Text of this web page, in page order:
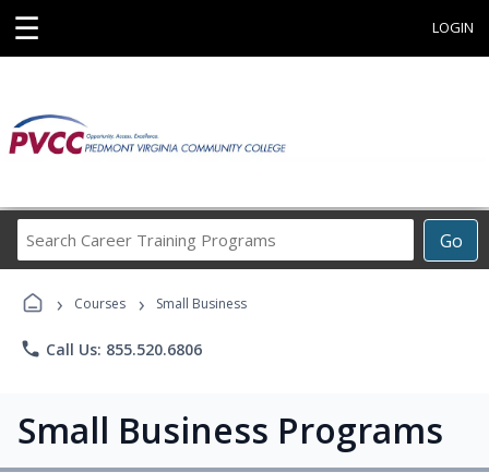
☰ LOGIN
Go
Career
Programs
› Courses › Small Business
phone Call Us: 855.520.6806
Small Business Programs